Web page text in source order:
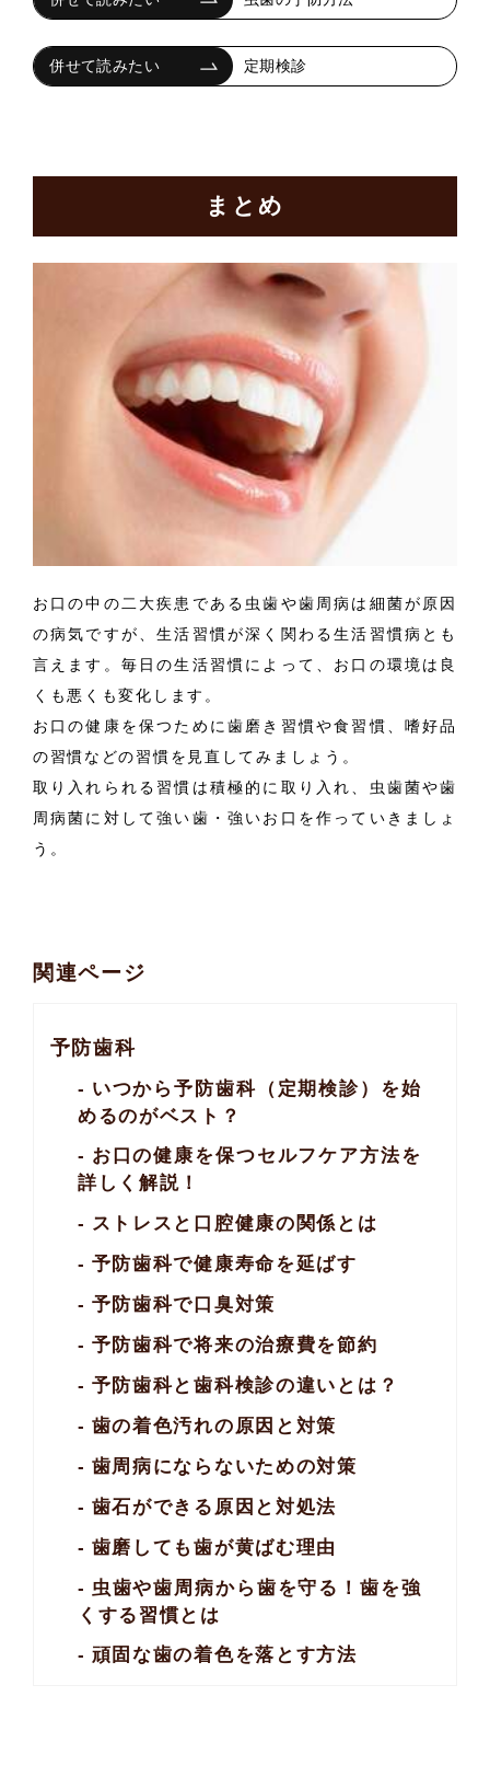
定期検診
まとめ
お口の中の二大疾患である虫歯や歯周病は細菌が原因
の病気ですが、生活習慣が深く関わる生活習慣病とも
言えます。毎日の生活習慣によって、お口の環境は良
くも悪くも変化します。
お口の健康を保つために歯磨き習慣や食習慣、嗜好品
の習慣などの習慣を見直してみましょう。
取り入れられる習慣は積極的に取り入れ、虫歯菌や歯
周病菌に対して強い歯・強いお口を作っていきましょ
う。
関連ページ
予防歯科
いつから予防歯科（定期検診）を始
めるのがベスト？
お口の健康を保つセルフケア方法を
詳しく解説！
ストレスと口腔健康の関係とは
予防歯科で健康寿命を延ばす
予防歯科で口臭対策
予防歯科で将来の治療費を節約
予防歯科と歯科検診の違いとは？
歯の着色汚れの原因と対策
歯周病にならないための対策
歯石ができる原因と対処法
歯磨しても歯が黄ばむ理由
虫歯や歯周病から歯を守る！歯を強
くする習慣とは
頑固な歯の着色を落とす方法